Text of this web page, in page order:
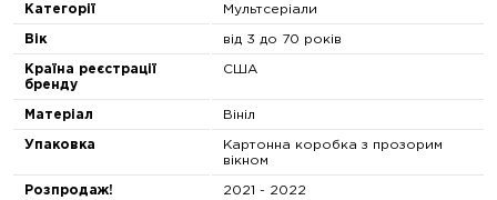
Категорії Мультсеріали
Вік від 3 до 70 років
Країна реєстрації
бренду
США
Матеріал Вініл
Упаковка
Картонна коробка з прозорим
вікном
Розпродаж! 2021 - 2022